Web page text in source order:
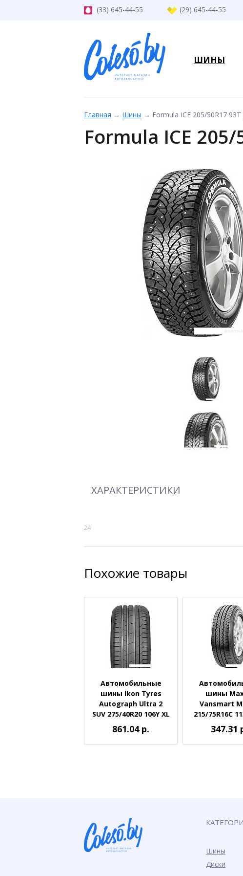
(33) 645-44-55 (29) 645-44-55
ШИНЫ
Главная → Шины → Formula ICE 205/50R17
Formula ICE
ХАРАКТЕРИСТИКИ
24
Похожие товары
Автомобильные
шины Ikon Tyres
Autograph Ultra 2
SUV 275/40R20 106Y XL
861.04 р.
шины
Vansmart
215/75R16C
347.31
Шины
Диски